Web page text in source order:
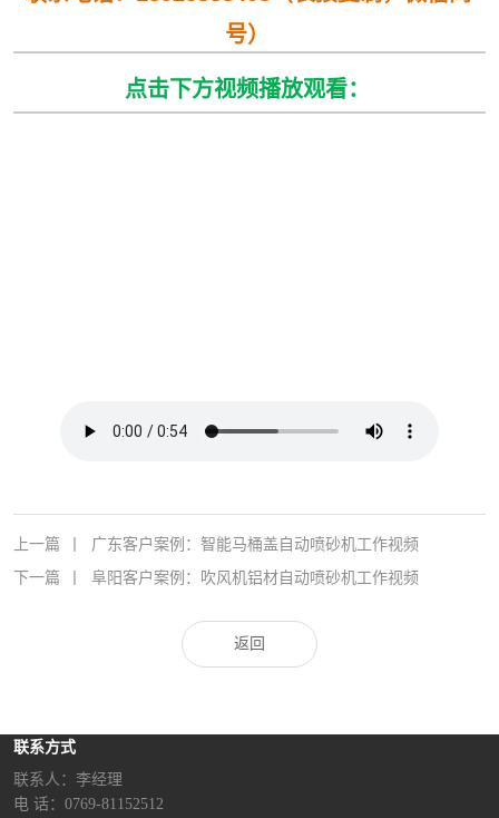
号）
点击下方视频播放观看：
上一篇
广东客户案例：智能马桶盖自动喷砂机工作视频
下一篇
阜阳客户案例：吹风机铝材自动喷砂机工作视频
返回
联系方式
联系人：李经理‬
电 话：0769-81152512